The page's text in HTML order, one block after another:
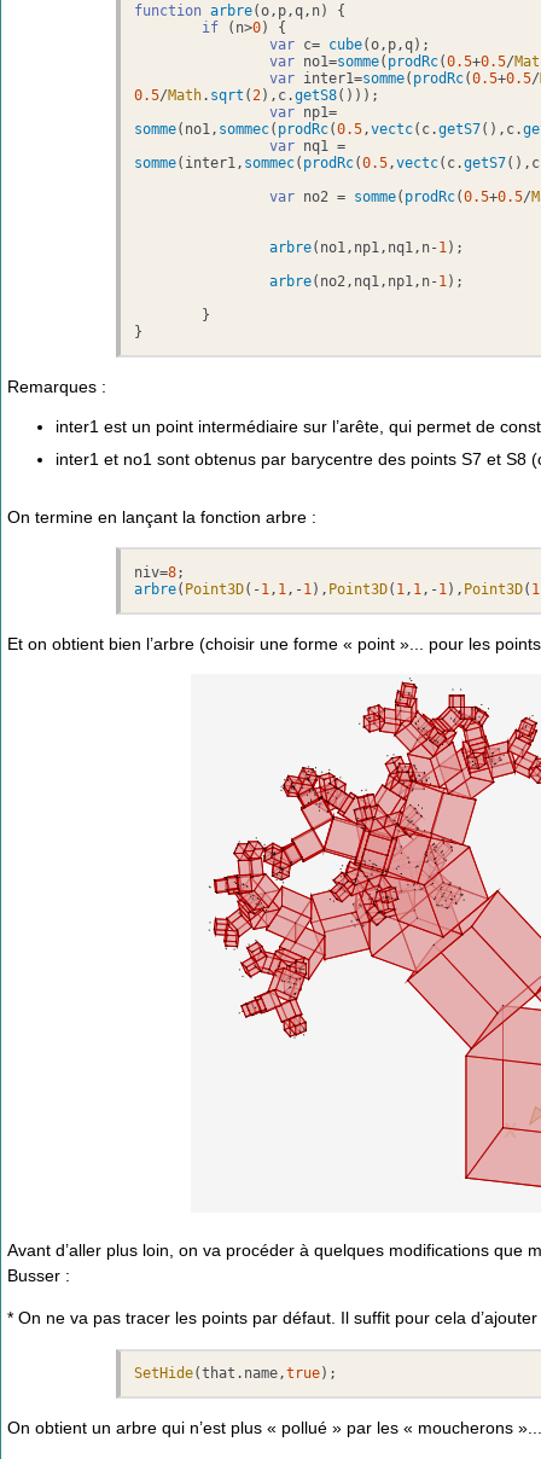
function arbre(o,p,q,n) {
if (n>0) {
var c= cube(o,p,q);
var no1=somme( prodRc(0.5+0.5/
var inter1=somme( prodRc(0.5+0.5/
0.5/Math. sqrt (2),c.getS8()));
var
somme(no1, sommec( prodRc(0.5,vectc(c.getS7(),c.
var
somme(inter1, sommec( prodRc(0.5,vectc(c.getS7
var no2 = somme( prodRc(0.5+0.5/
arbre(no1,np1,nq1,n-1);
arbre(no2,nq1,np1,n-1);
}
Remarques :
inter1 est un point intermédiaire sur l’arête, qui permet de
inter1 et no1 sont obtenus par barycentre des points S7 et S8
On termine en lançant la fonction arbre :
niv=8
arbre( Point3D(-1, 1,-1), Point3D( 1, 1,-1), Point3D( 1
Et on obtient bien l’arbre (choisir une forme « point »... pour les
Avant d’aller plus loin, on va procéder à quelques modifications que
Busser :
* On ne va pas tracer les points par défaut. Il suffit pour cela
SetHide(that. name,true);
On obtient un arbre qui n’est plus « pollué » par les « moucherons »...